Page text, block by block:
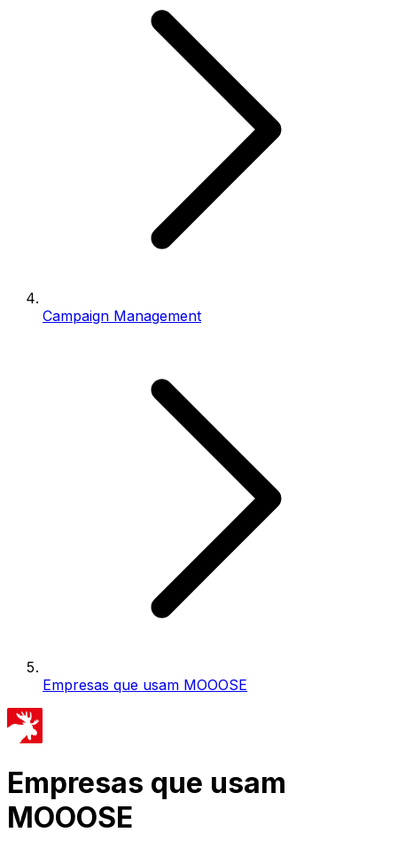
Campaign Management
Empresas que usam MOOOSE
Empresas que usam
MOOOSE